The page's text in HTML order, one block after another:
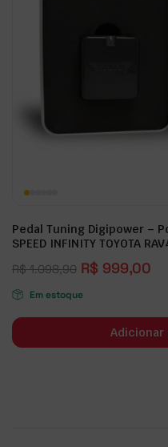
Pedal Tuning Digipower –
SPEED INFINITY TOYOTA
R$1.098,90 R$ 999,00
Em estoque
Adicionar